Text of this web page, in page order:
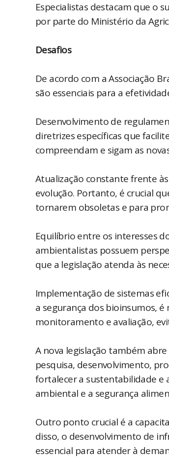
Especialistas destacam que o
por parte do Ministério da
Desafios
De acordo com a Associação
são essenciais para a
Desenvolvimento de
diretrizes específicas que
compreendam e sigam as
Atualização constante frente
evolução. Portanto, é crucial
tornarem obsoletas e para
Equilíbrio entre os interesses
ambientalistas possuem
que a legislação atenda às
Implementação de sistemas
a segurança dos bioinsumos,
monitoramento e avaliação,
A nova legislação também
pesquisa, desenvolvimento,
fortalecer a sustentabilidade e
ambiental e a segurança
Outro ponto crucial é a
disso, o desenvolvimento de
essencial para atender à